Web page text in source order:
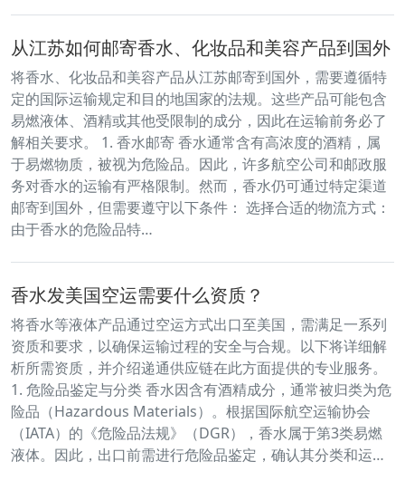
从江苏如何邮寄香水、化妆品和美容产品到国外
将香水、化妆品和美容产品从江苏邮寄到国外，需要遵循特
定的国际运输规定和目的地国家的法规。​这些产品可能包含
易燃液体、酒精或其他受限制的成分，因此在运输前务必了
解相关要求。 1. 香水邮寄 香水通常含有高浓度的酒精，属
于易燃物质，被视为危险品。​因此，许多航空公司和邮政服
务对香水的运输有严格限制。​然而，香水仍可通过特定渠道
邮寄到国外，但需要遵守以下条件：​ 选择合适的物流方式：​
由于香水的危险品特…
香水发美国空运需要什么资质？
将香水等液体产品通过空运方式出口至美国，需满足一系列
资质和要求，以确保运输过程的安全与合规。​以下将详细解
析所需资质，并介绍递通供应链在此方面提供的专业服务。​
1. 危险品鉴定与分类 香水因含有酒精成分，通常被归类为危
险品（Hazardous Materials）。​根据国际航空运输协会
（IATA）的《危险品法规》（DGR），香水属于第3类易燃
液体。​因此，出口前需进行危险品鉴定，确认其分类和运…